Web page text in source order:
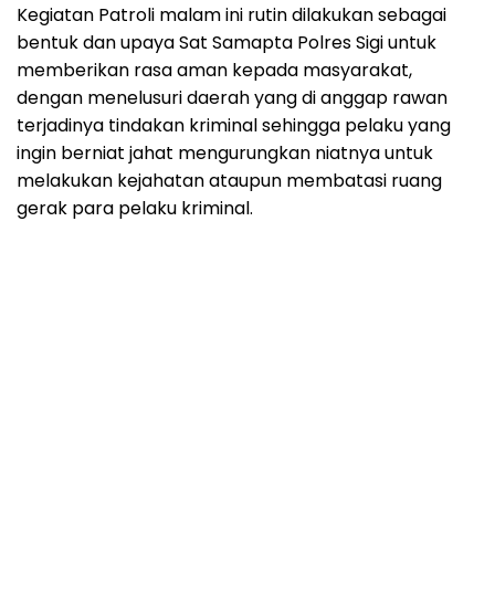
Kegiatan Patroli malam ini rutin dilakukan sebagai
bentuk dan upaya Sat Samapta Polres Sigi untuk
memberikan rasa aman kepada masyarakat,
dengan menelusuri daerah yang di anggap rawan
terjadinya tindakan kriminal sehingga pelaku yang
ingin berniat jahat mengurungkan niatnya untuk
melakukan kejahatan ataupun membatasi ruang
gerak para pelaku kriminal.